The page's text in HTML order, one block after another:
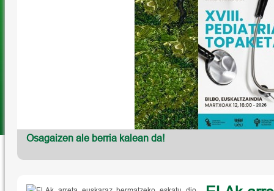
Osagaizen ale berria kalean da!